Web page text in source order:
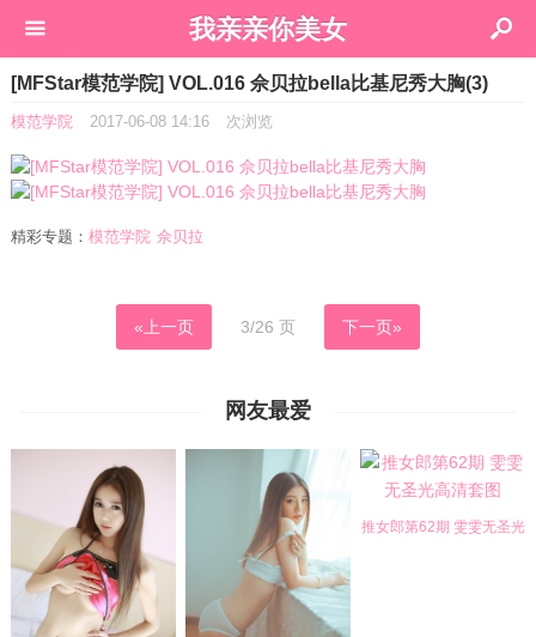
我亲亲你美女
[MFStar模范学院] VOL.016 佘贝拉bella比基尼秀大胸(3)
模范学院 2017-06-08 14:16 次浏览
精彩专题： 模范学院 佘贝拉
«上一页 3/26 页 下一页»
网友最爱
推女郎第62期 雯雯无圣光